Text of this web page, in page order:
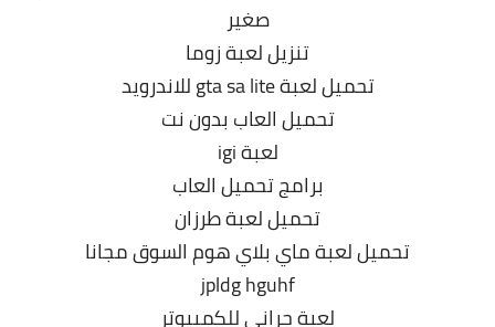
صغير
تنزيل لعبة زوما
تحميل لعبة gta sa lite للاندرويد
تحميل العاب بدون نت
لعبة igi
برامج تحميل العاب
تحميل لعبة طرزان
تحميل لعبة ماي بلاي هوم السوق مجانا
jpldg hguhf
لعبة جراني للكمبيوتر